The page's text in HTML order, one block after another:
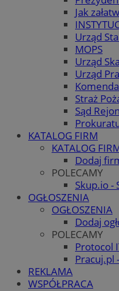
Jak
Urząd
MOPS
Urząd
Urząd
Straż
Sąd
KATALOG FIRM
KATALOG
Dodaj
POLECAMY
Skup.io -
OGŁOSZENIA
OGŁOSZENIA
Dodaj
POLECAMY
Protocol
Pracuj.pl
REKLAMA
WSPÓŁPRACA